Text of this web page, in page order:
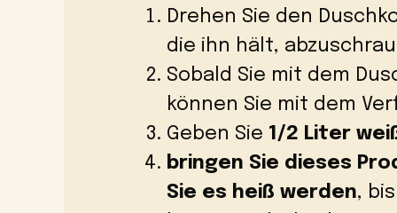
Drehen Sie den
die ihn hält,
Sobald Sie mit dem
können Sie mit dem
Geben Sie 1/2 Liter
bringen Sie dieses
Sie es heiß werden,